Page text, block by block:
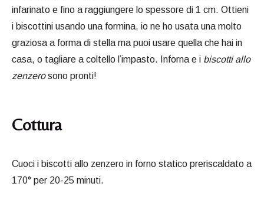
infarinato e fino a raggiungere lo spessore di 1 cm. Ottieni
i biscottini usando una formina, io ne ho usata una molto
graziosa a forma di stella ma puoi usare quella che hai in
casa, o tagliare a coltello l’impasto. Inforna e i biscotti allo
zenzerosono pronti!
Cottura
Cuoci i biscotti allo zenzero in forno statico preriscaldato a
170° per 20-25 minuti.